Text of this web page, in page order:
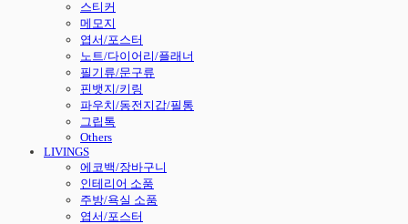
스티커
메모지
엽서/포스터
노트/다이어리/플래너
필기류/문구류
핀뱃지/키링
파우치/동전지갑/필통
그립톡
Others
LIVINGS
에코백/장바구니
인테리어 소품
주방/욕실 소품
엽서/포스터